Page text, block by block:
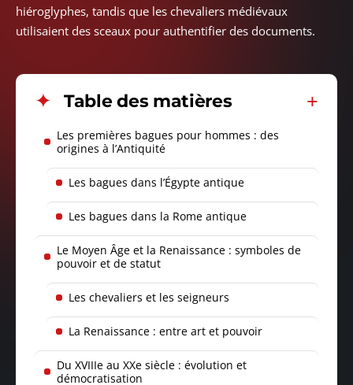
hiéroglyphes, tandis que les chevaliers médiévaux
utilisaient des sceaux pour authentifier des documents.
Table des matières
Les premières bagues pour hommes : des
origines à l’Antiquité
Les bagues dans l’Égypte antique
Les bagues dans la Rome antique
Le Moyen Âge et la Renaissance : symboles de
pouvoir et de statut
Les chevaliers et les seigneurs
La Renaissance : entre art et pouvoir
Du XVIIIe au XXe siècle : évolution et
démocratisation